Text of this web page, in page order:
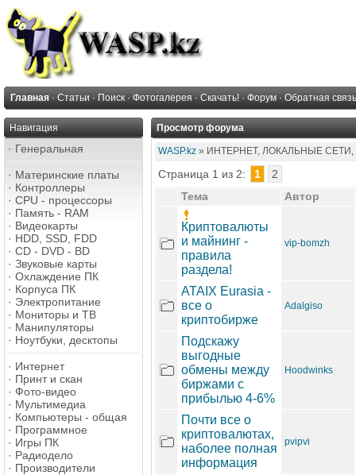
Главная · Статьи · Поиск · Фотогалерея · Скачать! · Форум · Обратная связь
Навигация
· Генеральная
· Материнские платы
· Контроллеры
· CPU - процессоры
· Память - RAM
· Видеокарты
· HDD, SSD, FDD
· CD - DVD - BD
· Звуковые карты
· Охлаждение ПК
· Корпуса ПК
· Электропитание
· Мониторы и ТВ
· Манипуляторы
· Ноутбуки, десктопы
· Интернет
· Принт и скан
· Фото-видео
· Мультимедиа
· Компьютеры - общая
· Программное
· Игры ПК
· Радиодело
· Производители
Просмотр форума
WASP.kz » ИНТЕРНЕТ, ЛОКАЛЬНЫЕ СЕТИ,
Страница 1 из 2: 1
2
Тема
Автор
Криптовалюты
и майнинг -
правила
раздела!
vip-bomzh
ATAIX Eurasia -
все о
криптобирже
Adalgiso
Подскажу
выгодные
обмены между
биржами с
прибылью 4-6%
Hoodwinks
Почти все о
криптовалютах,
наболее полная
информация
pvipvi